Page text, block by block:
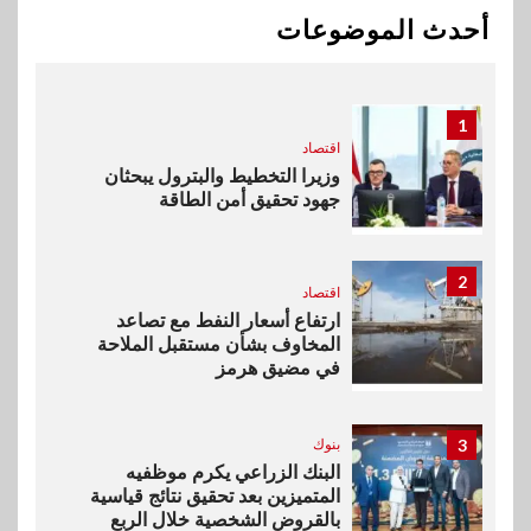
أحدث الموضوعات
خطط نمو «بلد» لتعزيز حضورها
في سوق تحويلات المصريين
1
اقتصاد
وزيرا التخطيط والبترول يبحثان
جهود تحقيق أمن الطاقة
2
اقتصاد
ارتفاع أسعار النفط مع تصاعد
المخاوف بشأن مستقبل الملاحة
في مضيق هرمز
3 بنوك
البنك الزراعي يكرم موظفيه
المتميزين بعد تحقيق نتائج قياسية
بالقروض الشخصية خلال الربع